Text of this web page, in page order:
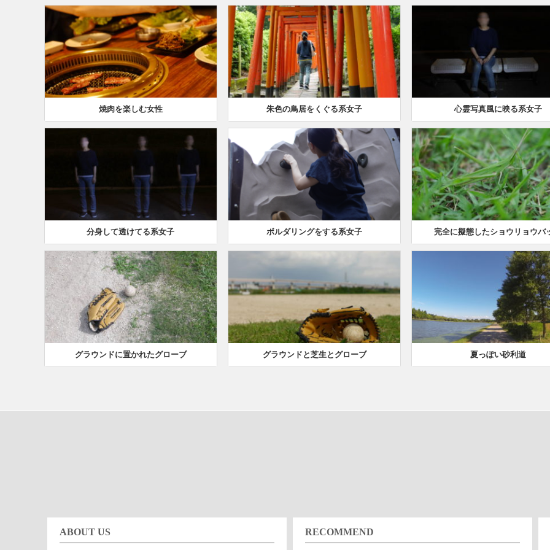
焼肉を楽しむ女性 朱色の鳥居をくぐる系女子 心霊写真風に映る系女子
分身して透けてる系女子 ボルダリングをする系女子 完全に擬態したショウリョウバ
グラウンドに置かれたグローブ グラウンドと芝生とグローブ 夏っぽい砂利道
ABOUT US RECOMMEND